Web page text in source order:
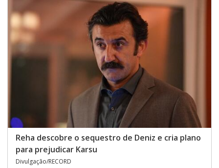
Reha descobre o sequestro de Deniz e cria plano
para prejudicar Karsu
Divulgação/RECORD